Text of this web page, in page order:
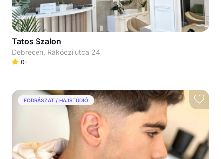
Tatos Szalon
Debrecen, Rákóczi utca 24
0
FODRÁSZAT / HAJSTÚDIÓ